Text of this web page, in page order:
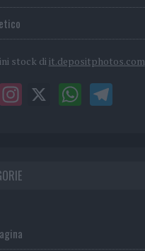
stock di it.depositphotos.com